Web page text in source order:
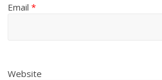
Email*
Website